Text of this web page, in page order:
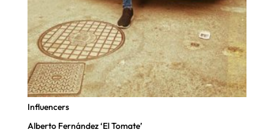
Influencers
Alberto Fernández ‘El Tomate’